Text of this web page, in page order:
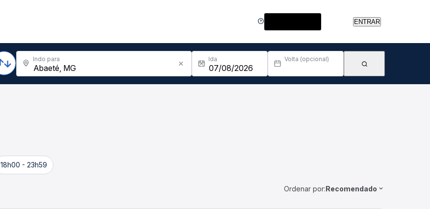
ENTRAR
Indo para Ida Volta (opcional)
18h00 - 23h59
Ordenar por:Recomendado